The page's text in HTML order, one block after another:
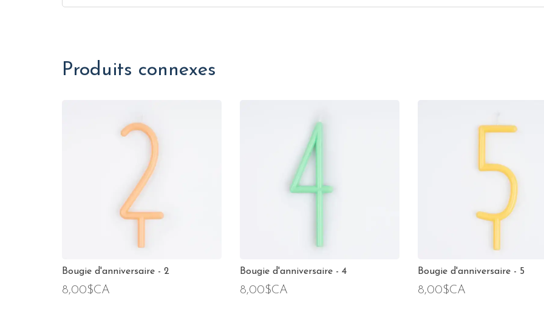
Produits connexes
Bougie d'anniversaire - 2
8,00$CA
Bougie d'anniversaire - 4
8,00$CA
Bougie d'anniversaire - 5
8,00$CA